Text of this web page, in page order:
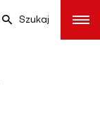
Szukaj